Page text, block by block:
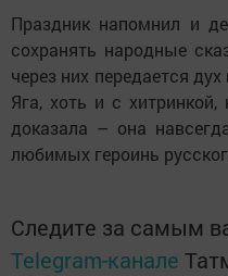
Праздник напомнил и
сохранять народные
через них передается
Яга, хоть и с
доказала – она
любимых героинь
Следите за самым
Telegram-канале